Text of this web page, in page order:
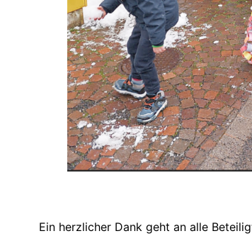
Ein herzlicher Dank geht an alle